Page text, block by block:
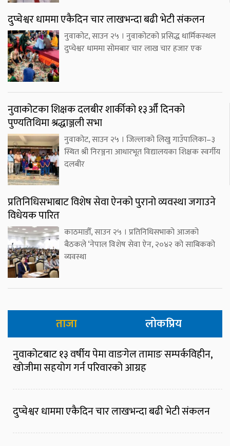
दुप्चेश्वर धाममा एकैदिन चार लाखभन्दा बढी भेटी संकलन
नुवाकोट, साउन २५ । नुवाकोटको प्रसिद्ध धार्मिकस्थल
दुप्चेश्वर धाममा सोमबार चार लाख चार हजार एक
नुवाकोटका शिक्षक दलबीर शार्कीको १३औँ दिनको
पुण्यतिथिमा श्रद्धाञ्जली सभा
नुवाकोट, साउन २५ । जिल्लाको लिखु गाउँपालिका–३
स्थित श्री निरञ्जना आधारभूत विद्यालयका शिक्षक स्वर्गीय
दलबीर
प्रतिनिधिसभाबाट विशेष सेवा ऐनको पुरानो व्यवस्था जगाउने
विधेयक पारित
काठमाडौँ, साउन २५ । प्रतिनिधिसभाको आजको
बैठकले ‘नेपाल विशेष सेवा ऐन, २०४२ को साबिकको
व्यवस्था
ताजा लोकप्रिय
नुवाकोटबाट १३ वर्षीय पेमा वाङगेल तामाङ सम्पर्कविहीन,
खोजीमा सहयोग गर्न परिवारको आग्रह
दुप्चेश्वर धाममा एकैदिन चार लाखभन्दा बढी भेटी संकलन